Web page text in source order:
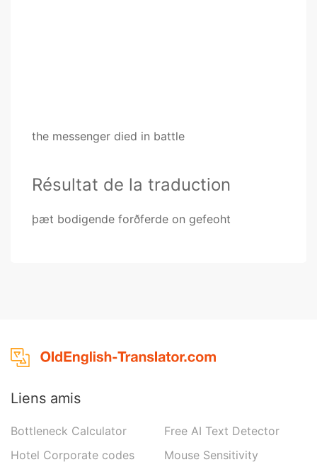
the messenger died in battle
Résultat de la traduction
þæt bodigende forðferde on gefeoht
Liens amis
Bottleneck Calculator
Hotel Corporate codes
Free AI Text Detector
Mouse Sensitivity